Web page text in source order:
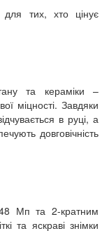
для тих, хто цінує
та кераміки –
міцності. Завдяки
в руці, а
довговічність
Мп та 2-кратним
та яскраві знімки